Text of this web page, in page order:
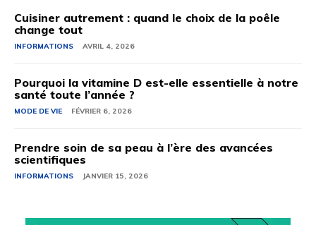
Cuisiner autrement : quand le choix de la poêle
change tout
INFORMATIONS AVRIL 4, 2026
Pourquoi la vitamine D est-elle essentielle à notre
santé toute l’année ?
MODE DE VIE FÉVRIER 6, 2026
Prendre soin de sa peau à l’ère des avancées
scientifiques
INFORMATIONS JANVIER 15, 2026